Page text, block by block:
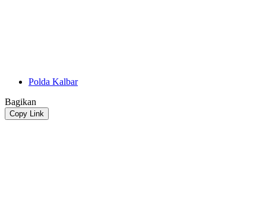
Polda Kalbar
Bagikan
Copy Link